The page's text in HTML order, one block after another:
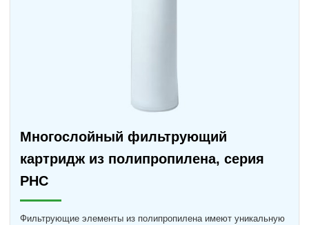
Многослойный фильтрующий
картридж из полипропилена, серия
PHC
Фильтрующие элементы из полипропилена имеют уникальную